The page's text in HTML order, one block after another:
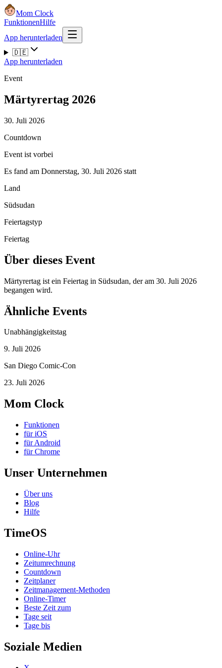
Mom Clock
FunktionenHilfe
App herunterladen
🇩🇪
App herunterladen
Event
Märtyrertag 2026
30. Juli 2026
Countdown
Event ist vorbei
Es fand am Donnerstag, 30. Juli 2026 statt
Land
Südsudan
Feiertagstyp
Feiertag
Über dieses Event
Märtyrertag ist ein Feiertag in Südsudan, der am 30. Juli 2026
begangen wird.
Ähnliche Events
Unabhängigkeitstag
9. Juli 2026
San Diego Comic-Con
23. Juli 2026
Mom Clock
Funktionen
für iOS
für Android
für Chrome
Unser Unternehmen
Über uns
Blog
Hilfe
TimeOS
Online-Uhr
Zeitumrechnung
Countdown
Zeitplaner
Zeitmanagement-Methoden
Online-Timer
Beste Zeit zum
Tage seit
Tage bis
Soziale Medien